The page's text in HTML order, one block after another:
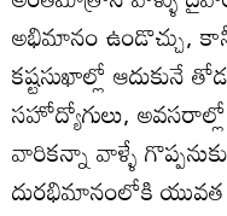
అభిమానం ఉండొచ్చు, కానీ
కష్టసుఖాల్లో ఆదుకునే
సహోద్యోగులు,
వారికన్నా వాళ్ళే
దురభిమానంలోకి యువత